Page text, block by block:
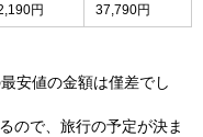
円 37,790円
安値の金額は僅差でし
ので、旅行の予定が決ま